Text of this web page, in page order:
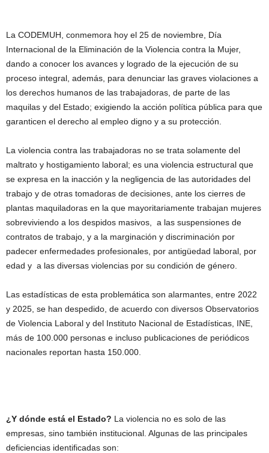
La CODEMUH, conmemora hoy el 25 de noviembre, Día
Internacional de la Eliminación de la Violencia contra la Mujer,
dando a conocer los avances y logrado de la ejecución de su
proceso integral, además, para denunciar las graves violaciones a
los derechos humanos de las trabajadoras, de parte de las
maquilas y del Estado; exigiendo la acción política pública para que
garanticen el derecho al empleo digno y a su protección.
La violencia contra las trabajadoras no se trata solamente del
maltrato y hostigamiento laboral; es una violencia estructural que
se expresa en la inacción y la negligencia de las autoridades del
trabajo y de otras tomadoras de decisiones, ante los cierres de
plantas maquiladoras en la que mayoritariamente trabajan mujeres
sobreviviendo a los despidos masivos, a las suspensiones de
contratos de trabajo, y a la marginación y discriminación por
padecer enfermedades profesionales, por antigüedad laboral, por
edad y a las diversas violencias por su condición de género.
Las estadísticas de esta problemática son alarmantes, entre 2022
y 2025, se han despedido, de acuerdo con diversos Observatorios
de Violencia Laboral y del Instituto Nacional de Estadísticas, INE,
más de 100.000 personas e incluso publicaciones de periódicos
nacionales reportan hasta 150.000.
¿Y dónde está el Estado? La violencia no es solo de las
empresas, sino también institucional. Algunas de las principales
deficiencias identificadas son: